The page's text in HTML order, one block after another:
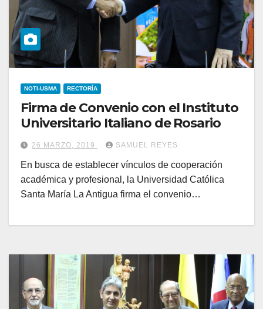
NOTI-USMA RECTORÍA
Firma de Convenio con el Instituto
Universitario Italiano de Rosario
26 MARZO, 2019 SAMUEL REYES
En busca de establecer vínculos de cooperación
académica y profesional, la Universidad Católica
Santa María La Antigua firma el convenio…